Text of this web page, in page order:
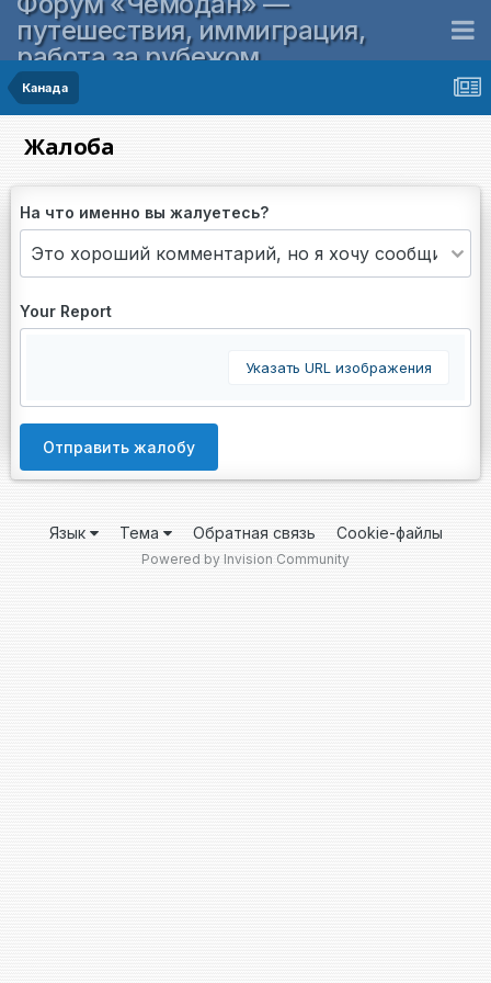
путешествия, иммиграция,
работа за рубежом
Канада
Жалоба
На что именно вы жалуетесь?
Your Report
Указать URL изображения
Отправить жалобу
Язык Тема Обратная связь Cookie-файлы
Powered by Invision Community